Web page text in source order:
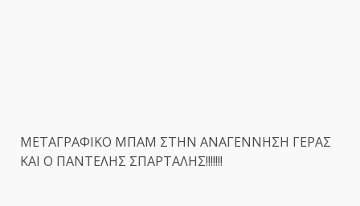
ΜΕΤΑΓΡΑΦΙΚΟ ΜΠΑΜ ΣΤΗΝ ΑΝΑΓΕΝΝΗΣΗ ΓΕΡΑΣ
ΚΑΙ Ο ΠΑΝΤΕΛΗΣ ΣΠΑΡΤΑΛΗΣ!!!!!!!